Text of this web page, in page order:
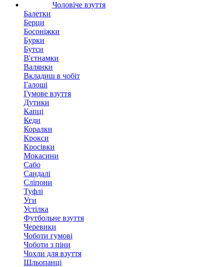
Чоловіче взуття
Балетки
Берци
Босоніжки
Бурки
Бутси
В'єтнамки
Валянки
Вкладиш в чобіт
Галоші
Гумове взуття
Дутики
Капці
Кеди
Коралки
Крокси
Кросівки
Мокасини
Сабо
Сандалі
Сліпони
Туфлі
Уги
Устілка
Футбольне взуття
Черевики
Чоботи гумові
Чоботи з піни
Чохли для взуття
Шльопанці